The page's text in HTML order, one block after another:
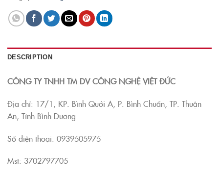
DESCRIPTION
CÔNG TY TNHH TM DV CÔNG NGHỆ VIỆT ĐỨC
Địa chỉ: 17/1, KP. Bình Quới A, P. Bình Chuẩn, TP. Thuận
An, Tỉnh Bình Dương
Số điện thoại: 0939505975
Mst: 3702797705